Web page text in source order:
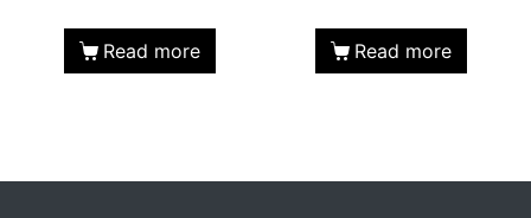
Read more Read more